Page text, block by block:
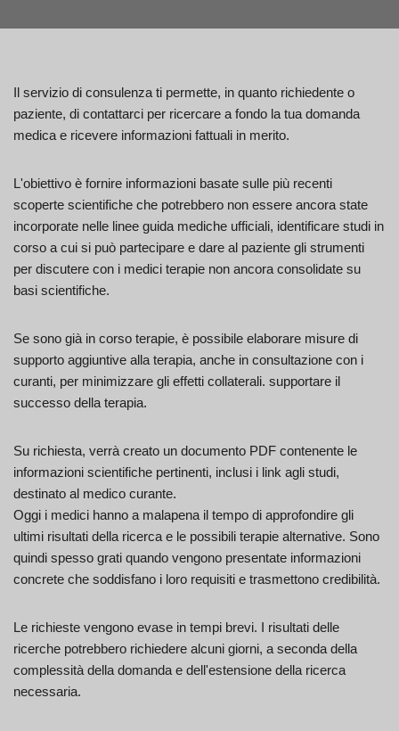
Il servizio di consulenza ti permette, in quanto richiedente o
paziente, di contattarci per ricercare a fondo la tua domanda
medica e ricevere informazioni fattuali in merito.
L'obiettivo è fornire informazioni basate sulle più recenti
scoperte scientifiche che potrebbero non essere ancora state
incorporate nelle linee guida mediche ufficiali, identificare studi in
corso a cui si può partecipare e dare al paziente gli strumenti
per discutere con i medici terapie non ancora consolidate su
basi scientifiche.
Se sono già in corso terapie, è possibile elaborare misure di
supporto aggiuntive alla terapia, anche in consultazione con i
curanti, per minimizzare gli effetti collaterali. supportare il
successo della terapia.
Su richiesta, verrà creato un documento PDF contenente le
informazioni scientifiche pertinenti, inclusi i link agli studi,
destinato al medico curante.
Oggi i medici hanno a malapena il tempo di approfondire gli
ultimi risultati della ricerca e le possibili terapie alternative. Sono
quindi spesso grati quando vengono presentate informazioni
concrete che soddisfano i loro requisiti e trasmettono credibilità.
Le richieste vengono evase in tempi brevi. I risultati delle
ricerche potrebbero richiedere alcuni giorni, a seconda della
complessità della domanda e dell'estensione della ricerca
necessaria.